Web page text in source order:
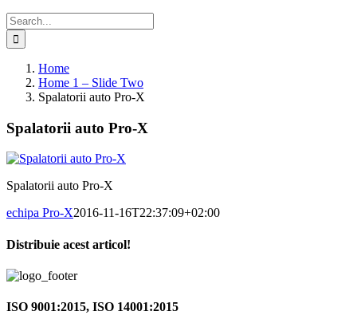
Search
for:
Home
Home 1 – Slide Two
Spalatorii auto Pro-X
Spalatorii auto Pro-X
Spalatorii auto Pro-X
echipa Pro-X2016-11-16T22:37:09+02:00
Distribuie acest articol!
Facebook
X
Pinterest
Email
ISO 9001:2015, ISO 14001:2015